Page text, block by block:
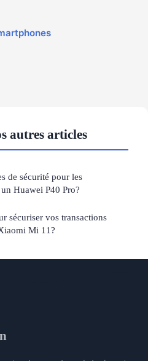
autres articles
de sécurité pour les
Huawei P40 Pro?
sécuriser vos transactions
Mi 11?